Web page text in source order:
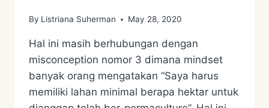
By Listriana Suherman May 28, 2020
Hal ini masih berhubungan dengan
misconception nomor 3 dimana mindset
banyak orang mengatakan “Saya harus
memiliki lahan minimal berapa hektar untuk